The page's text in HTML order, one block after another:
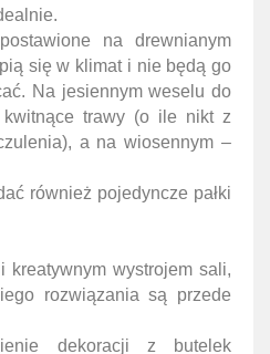
na drewnianym
się w klimat i nie będą go
Na jesiennym weselu do
kwitnące trawy (o ile nikt z
a na wiosennym –
również pojedyncze pałki
kreatywnym wystrojem sali,
rozwiązania są przede
dekoracji z butelek